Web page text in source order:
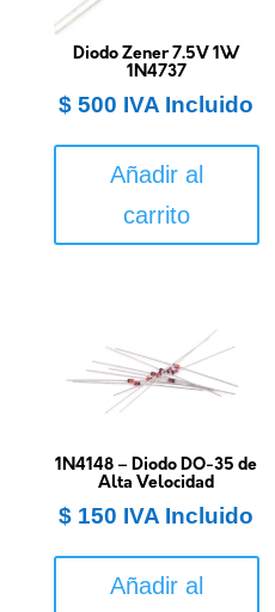
Diodo Zener 7.5V 1W
1N4737
$ 500 IVA Incluido
Añadir al
carrito
1N4148 – Diodo DO-35 de
Alta Velocidad
$ 150 IVA Incluido
Añadir al